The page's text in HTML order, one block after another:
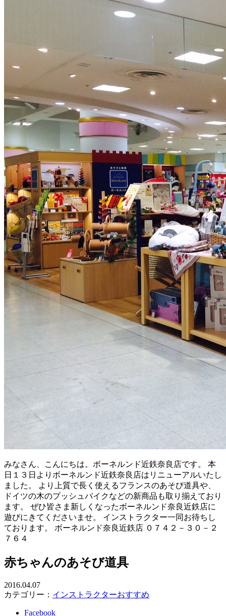
みなさん、こんにちは。ボーネルンド近鉄奈良店です。 本
日１３日よりボーネルンド近鉄奈良店はリニューアルいたし
ました。 より上質で長く使えるフランスのあそび道具や、
ドイツの木のプッシュバイクなどの新商品も取り揃えており
ます。 ぜひ皆さま新しくなったボーネルンド奈良近鉄店に
遊びにきてくださいませ。 インストラクター一同お待ちし
ております。 ボーネルンド奈良近鉄店 ０７４２－３０－２
７６４
赤ちゃんのあそび道具
2016.04.07
カテゴリー： インストラクターおすすめ
Facebook